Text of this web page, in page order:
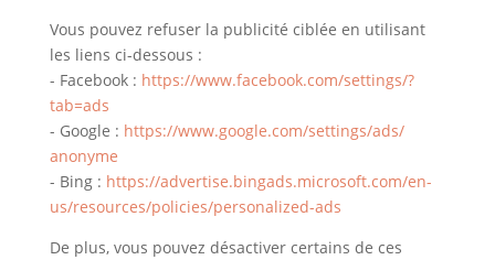
Vous pouvez refuser la publicité ciblée en utilisant
les liens ci-dessous :
- Facebook : https://www.facebook.com/settings/?
tab=ads
- Google : https://www.google.com/settings/ads/
anonyme
- Bing : https://advertise.bingads.microsoft.com/en-
us/resources/policies/personalized-ads
De plus, vous pouvez désactiver certains de ces